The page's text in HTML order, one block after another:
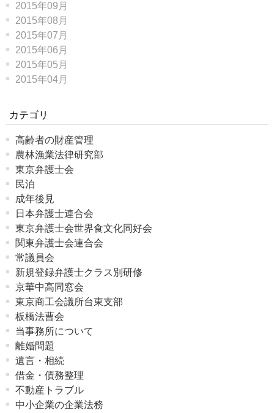
2015年09月
2015年08月
2015年07月
2015年06月
2015年05月
2015年04月
カテゴリ
高齢者の財産管理
農林漁業法律研究部
東京弁護士会
民泊
成年後見
日本弁護士連合会
東京弁護士会世界食文化同好会
関東弁護士会連合会
常議員会
新規登録弁護士クラス別研修
京華中高同窓会
東京商工会議所台東支部
板橋法曹会
当事務所について
離婚問題
遺言・相続
借金・債務整理
不動産トラブル
中小企業の企業法務